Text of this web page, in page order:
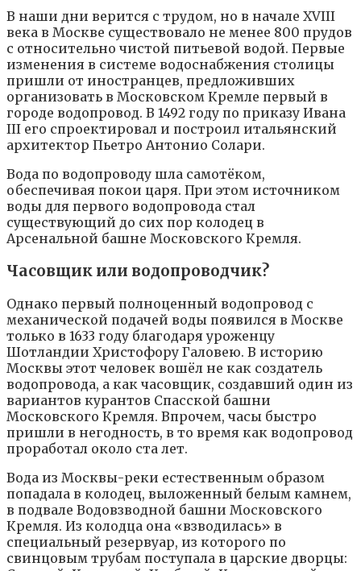
В наши дни верится с трудом, но в начале XVIII
века в Москве существовало не менее 800 прудов
с относительно чистой питьевой водой. Первые
изменения в системе водоснабжения столицы
пришли от иностранцев, предложивших
организовать в Московском Кремле первый в
городе водопровод. В 1492 году по приказу Ивана
III его спроектировал и построил итальянский
архитектор Пьетро Антонио Солари.
Вода по водопроводу шла самотёком,
обеспечивая покои царя. При этом источником
воды для первого водопровода стал
существующий до сих пор колодец в
Арсенальной башне Московского Кремля.
Часовщик или водопроводчик?
Однако первый полноценный водопровод с
механической подачей воды появился в Москве
только в 1633 году благодаря уроженцу
Шотландии Христофору Галовею. В историю
Москвы этот человек вошёл не как создатель
водопровода, а как часовщик, создавший один из
вариантов курантов Спасской башни
Московского Кремля. Впрочем, часы быстро
пришли в негодность, в то время как водопровод
проработал около ста лет.
Вода из Москвы-реки естественным образом
попадала в колодец, выложенный белым камнем,
в подвале Водовзводной башни Московского
Кремля. Из колодца она «взводилась» в
специальный резервуар, из которого по
свинцовым трубам поступала в царские дворцы: